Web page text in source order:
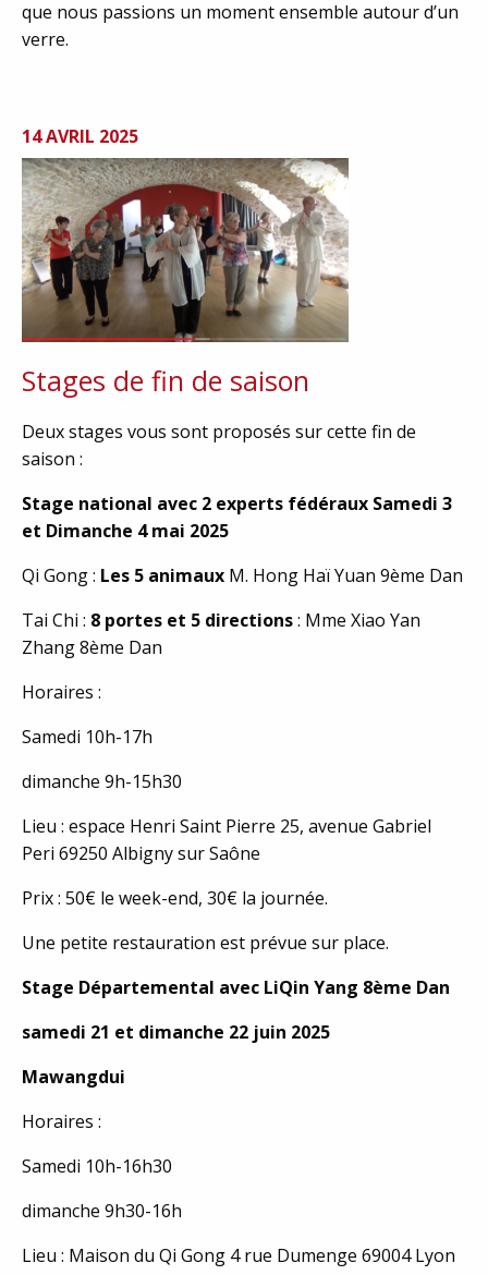
que nous passions un moment ensemble autour d’un
verre.
14 AVRIL 2025
Stages de fin de saison
Deux stages vous sont proposés sur cette fin de
saison :
Stage national avec 2 experts fédéraux Samedi 3
et Dimanche 4 mai 2025
Qi Gong : Les 5 animaux M. Hong Haï Yuan 9ème Dan
Tai Chi : 8 portes et 5 directions: Mme Xiao Yan
Zhang 8ème Dan
Horaires :
Samedi 10h-17h
dimanche 9h-15h30
Lieu : espace Henri Saint Pierre 25, avenue Gabriel
Peri 69250 Albigny sur Saône
Prix : 50€ le week-end, 30€ la journée.
Une petite restauration est prévue sur place.
Stage Départemental avec LiQin Yang 8ème Dan
samedi 21 et dimanche 22 juin 2025
Mawangdui
Horaires :
Samedi 10h-16h30
dimanche 9h30-16h
Lieu : Maison du Qi Gong 4 rue Dumenge 69004 Lyon